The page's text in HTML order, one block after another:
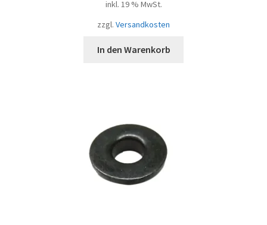
inkl. 19 % MwSt.
zzgl. Versandkosten
In den Warenkorb